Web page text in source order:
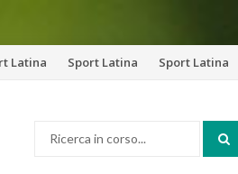
Latina Sport Latina Sport Latina